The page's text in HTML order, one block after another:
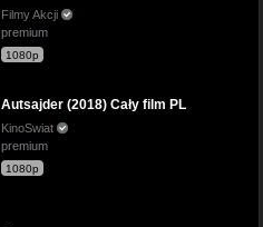
Filmy Akcji
premium
1080p
Autsajder (2018) Cały film PL
KinoSwiat
premium
1080p